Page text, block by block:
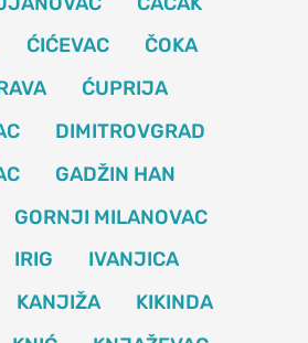
ĆIĆEVAC
ČOKA
ĆUPRIJA
DIMITROVGRAD
GADŽIN HAN
GORNJI MILANOVAC
IRIG
IVANJICA
KANJIŽA
KIKINDA